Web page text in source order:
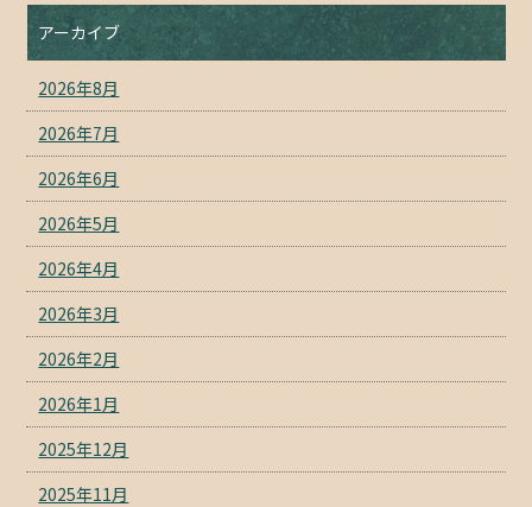
アーカイブ
2026年8月
2026年7月
2026年6月
2026年5月
2026年4月
2026年3月
2026年2月
2026年1月
2025年12月
2025年11月